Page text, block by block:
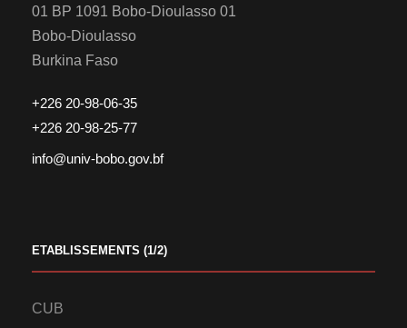
01 BP 1091 Bobo-Dioulasso 01
Bobo-Dioulasso
Burkina Faso
+226 20-98-06-35
+226 20-98-25-77
info@univ-bobo.gov.bf
ETABLISSEMENTS (1/2)
CUB